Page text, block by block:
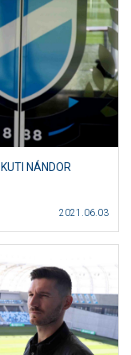
NÁNDOR
2021.06.03